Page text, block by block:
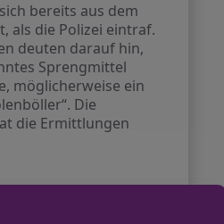
bereits aus dem
als die Polizei eintraf.
deuten darauf hin,
Sprengmittel
möglicherweise ein
Die
die Ermittlungen